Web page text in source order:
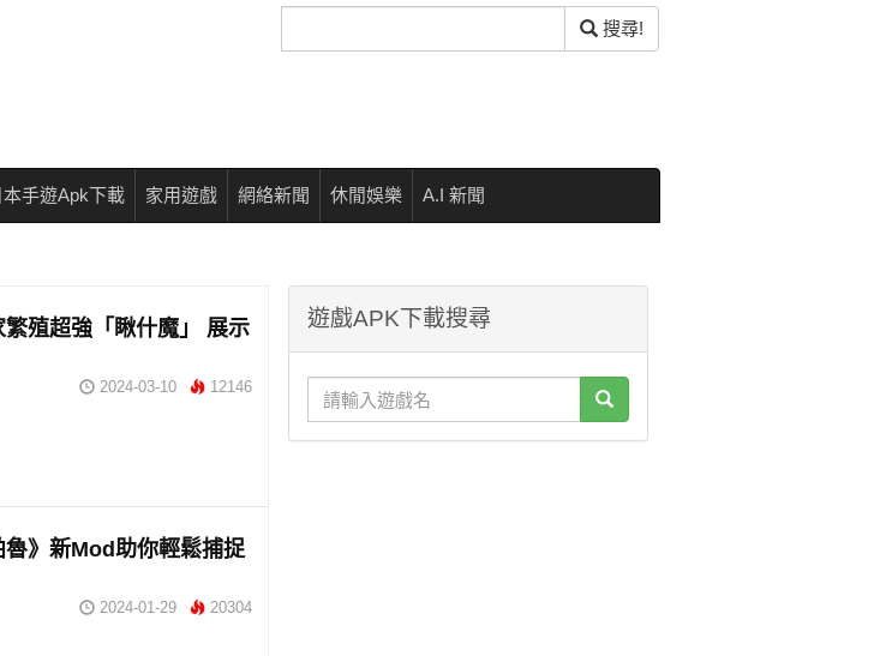
尋
搜尋!
本手遊Apk下載 家用遊戲 網絡新聞 休閒娛樂 A.I 新聞
殖超強「瞅什魔」 展示
2024-03-10 12146
》新Mod助你輕鬆捕捉
2024-01-29 20304
遊戲APK下載搜尋